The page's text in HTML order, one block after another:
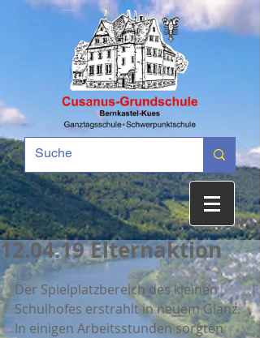
12.04.19 Elternaktion
Der Spielplatzbereich des kleinen
Schulhofes erstrahlt in neuem Glanz.
In einigen Arbeitsstunden sorgten